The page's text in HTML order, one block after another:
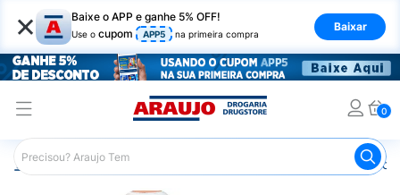
× Baixe o APP e ganhe 5% OFF!
Use o cupom APP5 na primeira compra
Baixar
0
Araujo Saúde e Bem Estar Corretor